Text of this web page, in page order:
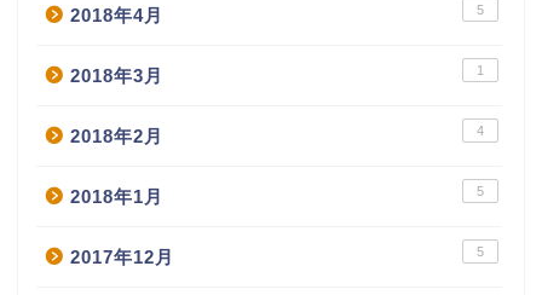
2018年4月 5
2018年3月 1
2018年2月 4
2018年1月 5
2017年12月 5